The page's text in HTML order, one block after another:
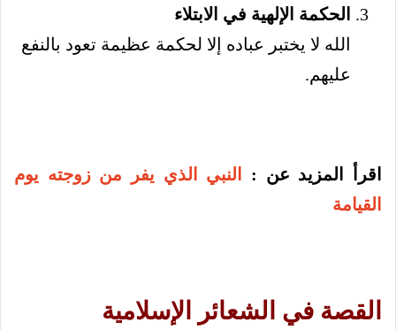
الحكمة الإلهية في الابتلاء
الله لا يختبر عباده إلا لحكمة عظيمة تعود بالنفع
عليهم.
اقرأ المزيد عن :
النبي الذي يفر من زوجته يوم
القيامة
القصة في الشعائر الإسلامية